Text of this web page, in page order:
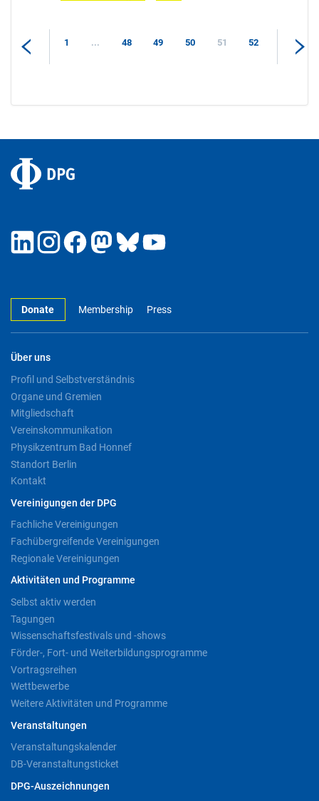
1 ... 48 49 50 51 52
Donate Membership Press
Über uns
Profil und Selbstverständnis
Organe und Gremien
Mitgliedschaft
Vereinskommunikation
Physikzentrum Bad Honnef
Standort Berlin
Kontakt
Vereinigungen der DPG
Fachliche Vereinigungen
Fachübergreifende Vereinigungen
Regionale Vereinigungen
Aktivitäten und Programme
Selbst aktiv werden
Tagungen
Wissenschaftsfestivals und -shows
Förder-, Fort- und Weiterbildungsprogramme
Vortragsreihen
Wettbewerbe
Weitere Aktivitäten und Programme
Veranstaltungen
Veranstaltungskalender
DB-Veranstaltungsticket
DPG-Auszeichnungen